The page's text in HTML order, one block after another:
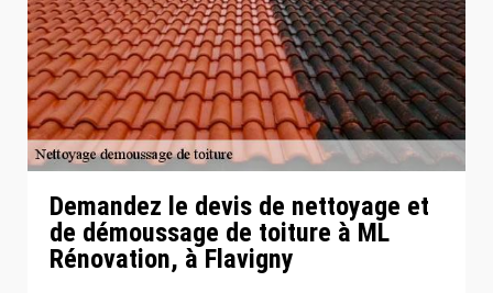
Demandez le devis de nettoyage et
de démoussage de toiture à ML
Rénovation, à Flavigny